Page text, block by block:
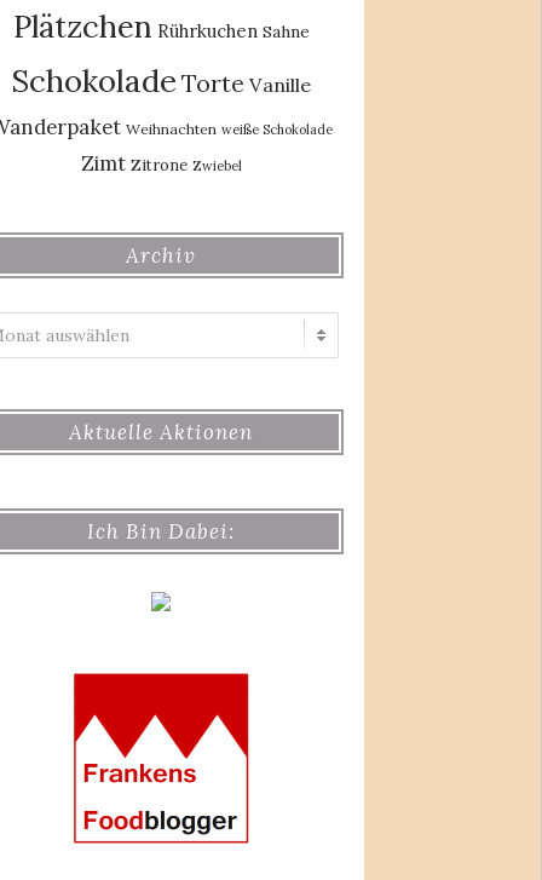
Plätzchen Rührkuchen Sahne
Schokolade Torte Vanille
Weihnachten weiße Schokolade
Zimt Zitrone Zwiebel
Archiv
Aktuelle Aktionen
Ich Bin Dabei: